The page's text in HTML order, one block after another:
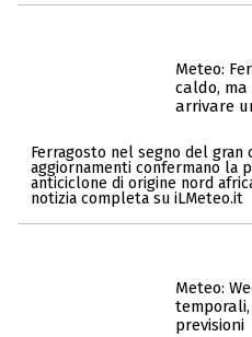
Meteo:
caldo,
arrivare
Ferragosto nel segno del gran
aggiornamenti confermano la
anticiclone di origine nord
notizia completa su iLMeteo.it
Meteo:
previsioni